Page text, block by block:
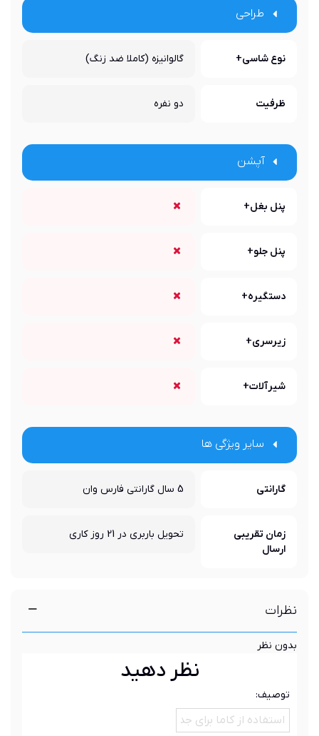
طراحی
نوع شاسی+ گالوانیزه (کاملا ضد زنگ)
ظرفیت دو نفره
آپشن
پنل بغل+
پنل جلو+
دستگیره+
زیرسری+
شیرآلات+
سایر ویژگی ها
گارانتی 5 سال گارانتی فارس وان
زمان تقریبی
ارسال
تحویل باربری در 21 روز کاری
نظرات
بدون نظر
نظر دهید
توصیف: